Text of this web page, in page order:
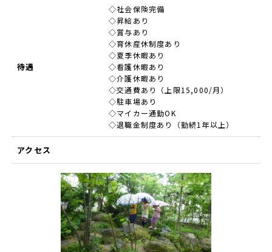
待遇
◇社会保険完備
◇昇給あり
◇賞与あり
◇育休産休制度あり
◇夏季休暇あり
◇看護休暇あり
◇介護休暇あり
◇交通費あり（上限15,000/月）
◇駐車場あり
◇マイカー通勤OK
◇退職金制度あり（勤続1年以上）
アクセス